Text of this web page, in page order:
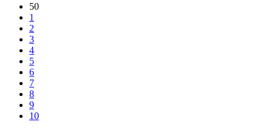
50
1
2
3
4
5
6
7
8
9
10